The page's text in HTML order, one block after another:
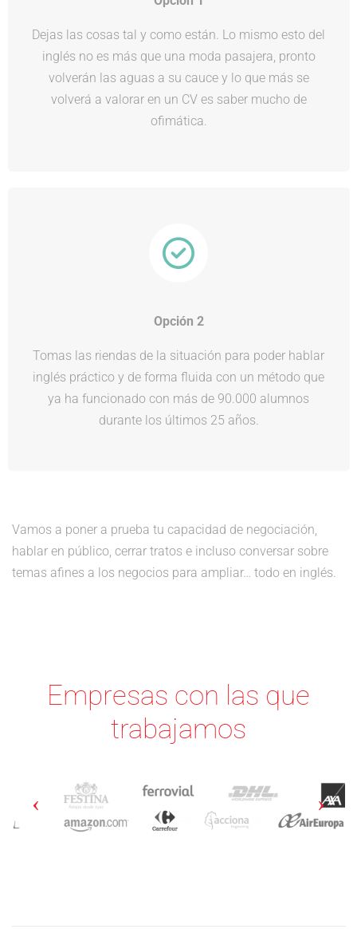
Dejas las cosas tal y como están. Lo mismo esto del
inglés no es más que una moda pasajera, pronto
volverán las aguas a su cauce y lo que más se
volverá a valorar en un CV es saber mucho de
ofimática.
Opción 2
Tomas las riendas de la situación para poder hablar
inglés práctico y de forma fluida con un método que
ya ha funcionado con más de 90.000 alumnos
durante los últimos 25 años.
Vamos a poner a prueba tu capacidad de negociación,
hablar en público, cerrar tratos e incluso conversar sobre
temas afines a los negocios para ampliar… todo en inglés.
Empresas con las que
trabajamos